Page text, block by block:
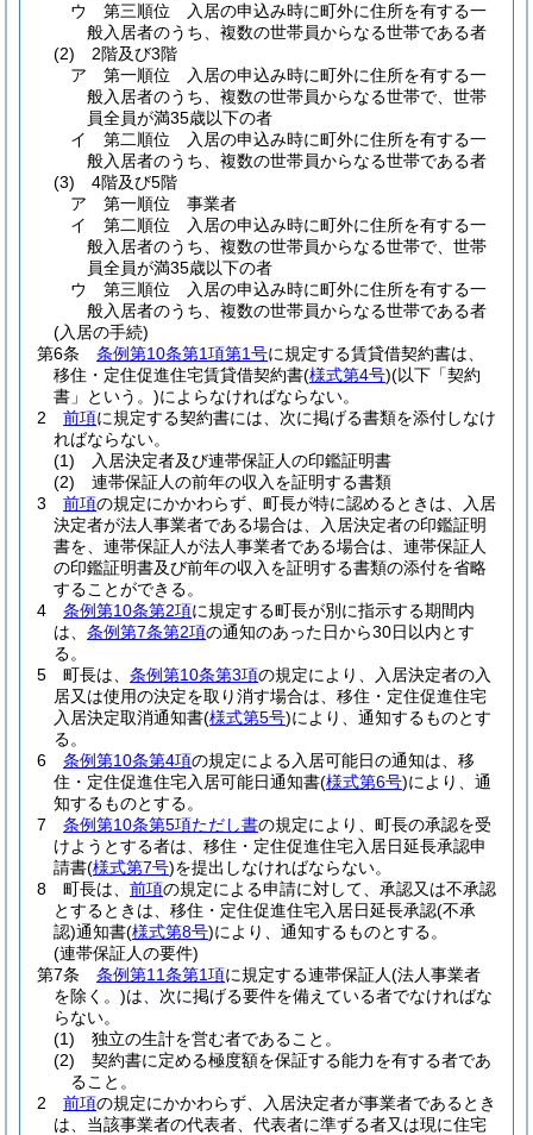
ウ
第三順位 入居の申込み時に町外に住所を有する一
般入居者のうち、複数の世帯員からなる世帯である者
(2)
2階及び3階
ア
第一順位 入居の申込み時に町外に住所を有する一
般入居者のうち、複数の世帯員からなる世帯で、世帯
員全員が満35歳以下の者
イ
第二順位 入居の申込み時に町外に住所を有する一
般入居者のうち、複数の世帯員からなる世帯である者
(3)
4階及び5階
ア
第一順位 事業者
イ
第二順位 入居の申込み時に町外に住所を有する一
般入居者のうち、複数の世帯員からなる世帯で、世帯
員全員が満35歳以下の者
ウ
第三順位 入居の申込み時に町外に住所を有する一
般入居者のうち、複数の世帯員からなる世帯である者
(入居の手続)
第6条
条例第10条第1項第1号に規定する賃貸借契約書は、
移住・定住促進住宅賃貸借契約書(様式第4号)(以下「契約
書」という。)によらなければならない。
2
前項に規定する契約書には、次に掲げる書類を添付しなけ
ればならない。
(1)
入居決定者及び連帯保証人の印鑑証明書
(2)
連帯保証人の前年の収入を証明する書類
3
前項の規定にかかわらず、町長が特に認めるときは、入居
決定者が法人事業者である場合は、入居決定者の印鑑証明
書を、連帯保証人が法人事業者である場合は、連帯保証人
の印鑑証明書及び前年の収入を証明する書類の添付を省略
することができる。
4
条例第10条第2項に規定する町長が別に指示する期間内
は、 条例第7条第2項の通知のあった日から30日以内とす
る。
5
町長は、 条例第10条第3項の規定により、入居決定者の入
居又は使用の決定を取り消す場合は、移住・定住促進住宅
入居決定取消通知書(様式第5号)により、通知するものとす
る。
6
条例第10条第4項の規定による入居可能日の通知は、移
住・定住促進住宅入居可能日通知書(様式第6号)により、通
知するものとする。
7
条例第10条第5項ただし書の規定により、町長の承認を受
けようとする者は、移住・定住促進住宅入居日延長承認申
請書(様式第7号)を提出しなければならない。
8
町長は、 前項の規定による申請に対して、承認又は不承認
とするときは、移住・定住促進住宅入居日延長承認(不承
認)通知書(様式第8号)により、通知するものとする。
(連帯保証人の要件)
第7条
条例第11条第1項に規定する連帯保証人(法人事業者
を除く。)は、次に掲げる要件を備えている者でなければな
らない。
(1)
独立の生計を営む者であること。
(2)
契約書に定める極度額を保証する能力を有する者であ
ること。
2
前項の規定にかかわらず、入居決定者が事業者であるとき
は、当該事業者の代表者、代表者に準ずる者又は現に住宅